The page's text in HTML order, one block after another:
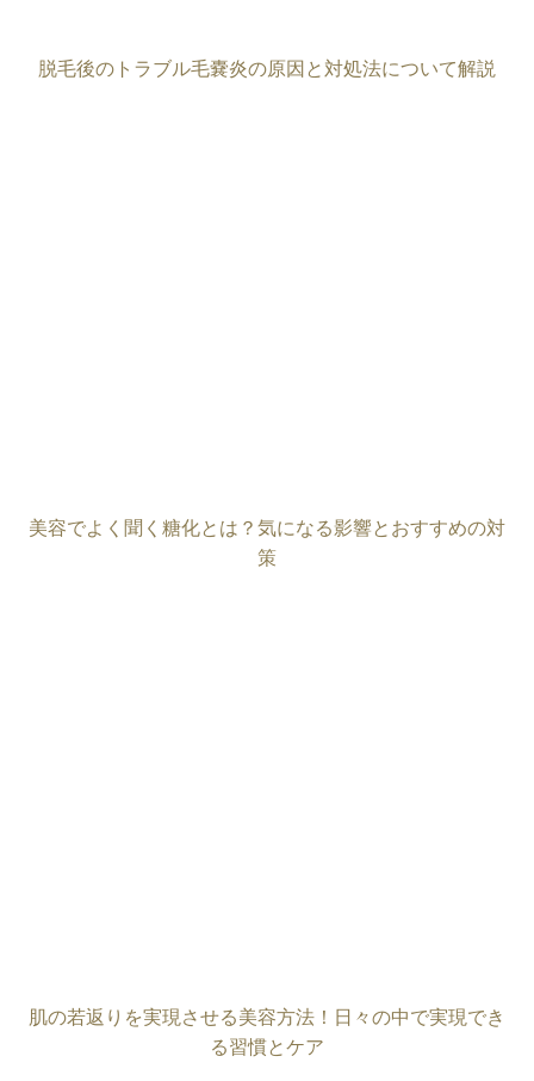
脱毛後のトラブル毛嚢炎の原因と対処法について解説
美容でよく聞く糖化とは？気になる影響とおすすめの対
策
肌の若返りを実現させる美容方法！日々の中で実現でき
る習慣とケア